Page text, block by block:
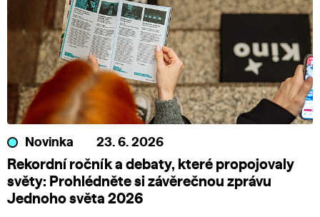
Novinka 23. 6. 2026
Rekordní ročník a debaty, které propojovaly
světy: Prohlédněte si závěrečnou zprávu
Jednoho světa 2026